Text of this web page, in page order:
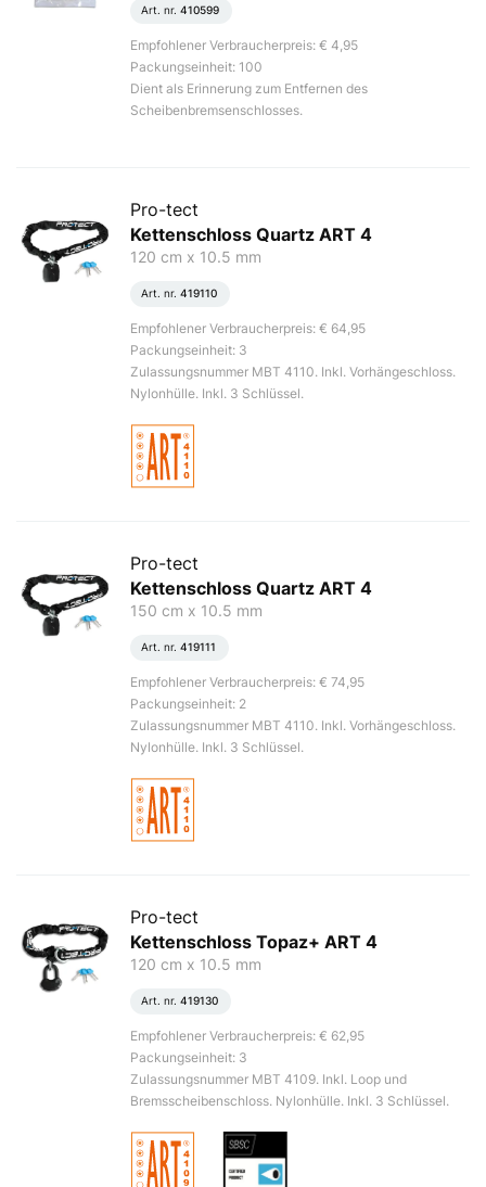
Art. nr. 410599
Empfohlener Verbraucherpreis: € 4,95
Packungseinheit: 100
Dient als Erinnerung zum Entfernen des
Scheibenbremsenschlosses.
Pro-tect
Kettenschloss Quartz ART 4
120 cm x 10.5 mm
Art. nr. 419110
Empfohlener Verbraucherpreis: € 64,95
Packungseinheit: 3
Zulassungsnummer MBT 4110. Inkl. Vorhängeschloss.
Nylonhülle. Inkl. 3 Schlüssel.
Pro-tect
Kettenschloss Quartz ART 4
150 cm x 10.5 mm
Art. nr. 419111
Empfohlener Verbraucherpreis: € 74,95
Packungseinheit: 2
Zulassungsnummer MBT 4110. Inkl. Vorhängeschloss.
Nylonhülle. Inkl. 3 Schlüssel.
Pro-tect
Kettenschloss Topaz+ ART 4
120 cm x 10.5 mm
Art. nr. 419130
Empfohlener Verbraucherpreis: € 62,95
Packungseinheit: 3
Zulassungsnummer MBT 4109. Inkl. Loop und
Bremsscheibenschloss. Nylonhülle. Inkl. 3 Schlüssel.